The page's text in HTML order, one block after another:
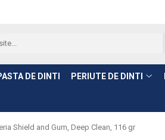
DE DINTI PERIUTE DE DINTI
Shield and Gum, Deep Clean, 116 gr